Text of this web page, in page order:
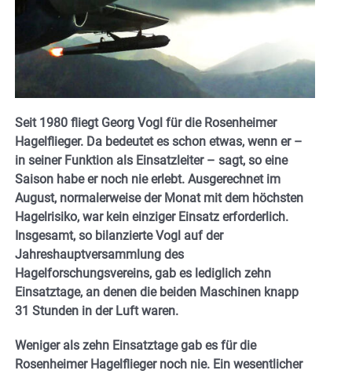
Seit 1980 fliegt Georg Vogl für die Rosenheimer
Hagelflieger. Da bedeutet es schon etwas, wenn er –
in seiner Funktion als Einsatzleiter – sagt, so eine
Saison habe er noch nie erlebt. Ausgerechnet im
August, normalerweise der Monat mit dem höchsten
Hagelrisiko, war kein einziger Einsatz erforderlich.
Insgesamt, so bilanzierte Vogl auf der
Jahreshauptversammlung des
Hagelforschungsvereins, gab es lediglich zehn
Einsatztage, an denen die beiden Maschinen knapp
31 Stunden in der Luft waren.
Weniger als zehn Einsatztage gab es für die
Rosenheimer Hagelflieger noch nie. Ein wesentlicher